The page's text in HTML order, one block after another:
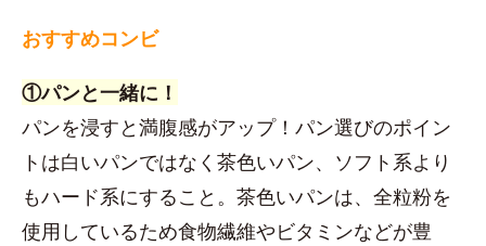
おすすめコンビ
①パンと一緒に！
パンを浸すと満腹感がアップ！パン選びのポイン
トは白いパンではなく茶色いパン、ソフト系より
もハード系にすること。茶色いパンは、全粒粉を
使用しているため食物繊維やビタミンなどが豊